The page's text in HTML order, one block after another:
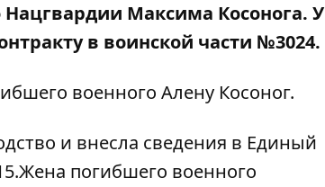
Максима Косонога. У
в воинской части №3024.
военного Алену Косоног.
и внесла сведения в Единый
Жена погибшего военного